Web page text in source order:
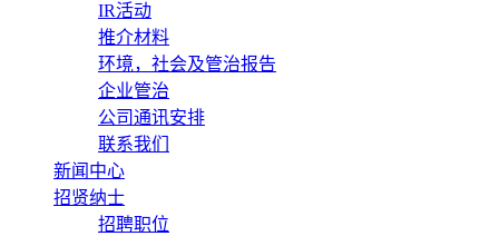
IR活动
推介材料
环境，社会及管治报告
企业管治
公司通讯安排
联系我们
新闻中心
招贤纳士
招聘职位